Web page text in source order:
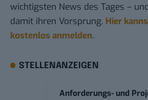
wichtigsten News des Tages –
damit ihren Vorsprung. Hier
kostenlos anmelden.
STELLENANZEIGEN
Anforderungs- und